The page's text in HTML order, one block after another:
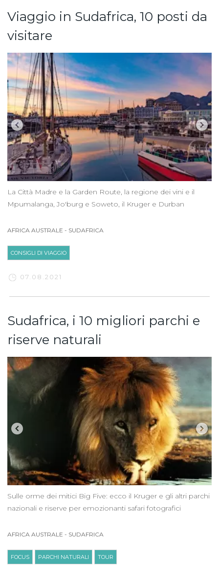
Viaggio in Sudafrica, 10 posti da
visitare
La Città Madre e la Garden Route, la regione dei vini e il
Mpumalanga, Jo'burg e Soweto, il Kruger e Durban
AFRICA AUSTRALE - SUDAFRICA
CONSIGLI DI VIAGGIO
07.08.2021
Sudafrica, i 10 migliori parchi e
riserve naturali
Sulle orme dei mitici Big Five: ecco il Kruger e gli altri parchi
nazionali e riserve per emozionanti safari fotografici
AFRICA AUSTRALE - SUDAFRICA
FOCUS PARCHI NATURALI TOUR